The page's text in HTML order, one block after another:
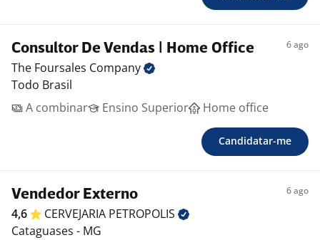
Consultor De Vendas | Home Office 6 ago
The Foursales Company
Todo Brasil
A combinar
Ensino Superior Home office
Candidatar-me
Vendedor Externo 6 ago
4,6 CERVEJARIA PETROPOLIS
Cataguases - MG